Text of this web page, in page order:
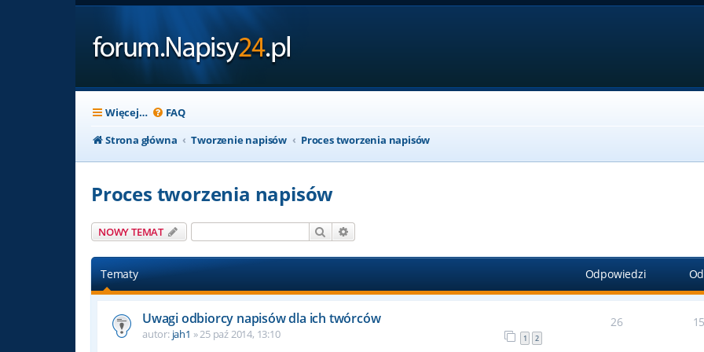
Więcej… FAQ
Strona główna
Tworzenie napisów Proces tworzenia napisów
Proces tworzenia napisów
NOWY TEMAT Szukaj
Tematy Odpowiedzi
Uwagi odbiorcy napisów dla ich twórców
autor: jah1 » 25 paź 2014, 13:10 1 2
26